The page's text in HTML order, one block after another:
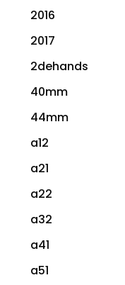
2016
2017
2dehands
40mm
44mm
a12
a21
a22
a32
a41
a51